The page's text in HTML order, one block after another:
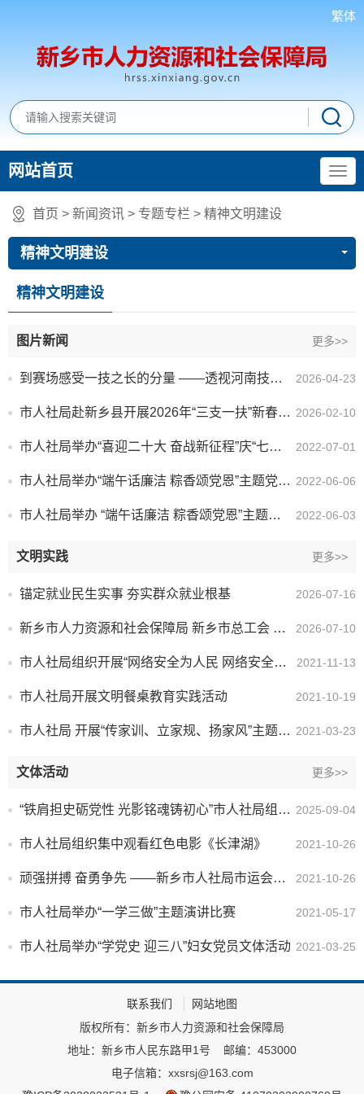
繁体
网站首页
首页 > 新闻资讯 > 专题专栏 > 精神文明建设
精神文明建设
精神文明建设
图片新闻 更多>>
到赛场感受一技之长的分量 ——透视河南技能大赛的“三个维度” 2026-04-23
市人社局赴新乡县开展2026年“三支一扶”新春慰问调研活动 2026-02-10
市人社局举办“喜迎二十大 奋战新征程”庆“七一”党员代表座谈会 2022-07-01
市人社局举办“端午话廉洁 粽香颂党恩”主题党日活动 2022-06-06
市人社局举办 “端午话廉洁 粽香颂党恩”主题党日活动 2022-06-03
文明实践 更多>>
锚定就业民生实事 夯实群众就业根基 2026-07-16
新乡市人力资源和社会保障局 新乡市总工会 致全市快递、外卖小哥的一封信 2026-07-10
市人社局组织开展“网络安全为人民 网络安全靠人民”主题教育活动 2021-11-13
市人社局开展文明餐桌教育实践活动 2021-10-19
市人社局 开展“传家训、立家规、扬家风”主题活动 2021-03-23
文体活动 更多>>
“铁肩担史砺党性 光影铭魂铸初心”市人社局组织开展《南京照相馆》观影主题党日活动 2025-09-04
市人社局组织集中观看红色电影《长津湖》 2021-10-26
顽强拼搏 奋勇争先 ——新乡市人社局市运会上取佳绩 2021-10-26
市人社局举办“一学三做”主题演讲比赛 2021-05-17
市人社局举办“学党史 迎三八”妇女党员文体活动 2021-03-25
联系我们
网站地图
版权所有：新乡市人力资源和社会保障局
地址：新乡市人民东路甲1号
邮编：453000
电子信箱：xxsrsj@163.com